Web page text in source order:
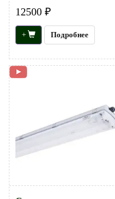
12500 ₽
+ Подробнее